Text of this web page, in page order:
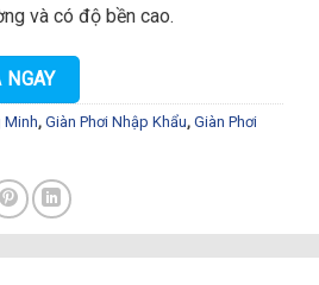
và có độ bền cao.
Quốc HE-01 số lượng
NGAY
Minh, Giàn Phơi Nhập Khẩu, Giàn Phơi